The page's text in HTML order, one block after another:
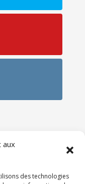
aux
des technologies